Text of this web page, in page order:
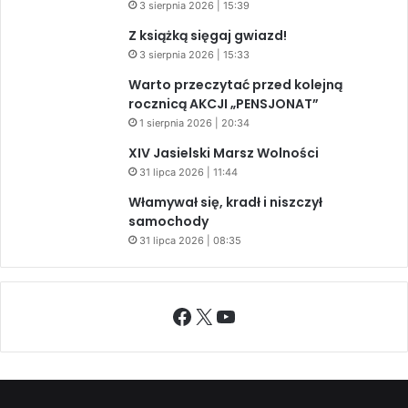
3 sierpnia 2026 | 15:39
Z książką sięgaj gwiazd!
3 sierpnia 2026 | 15:33
Warto przeczytać przed kolejną
rocznicą AKCJI „PENSJONAT”
1 sierpnia 2026 | 20:34
XIV Jasielski Marsz Wolności
31 lipca 2026 | 11:44
Włamywał się, kradł i niszczył
samochody
31 lipca 2026 | 08:35
Facebook
X YouTube